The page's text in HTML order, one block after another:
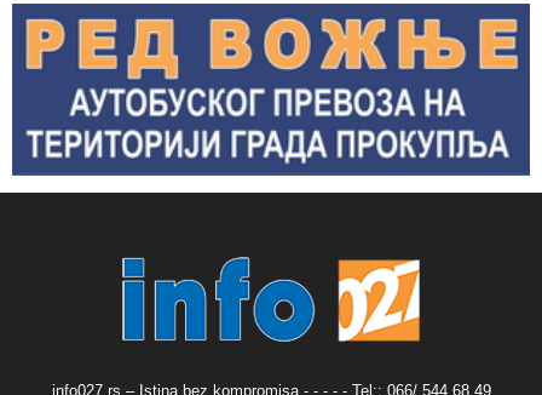
info027.rs – Istina bez kompromisa - - - - - Tel:: 066/ 544 68 49